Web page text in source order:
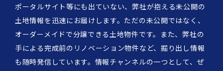
ポータルサイト等にも出ていない、弊社が抱える未公開の
土地情報を迅速にお届けします。ただの未公開ではなく、
オーダーメイドで分譲できる土地物件です。また、弊社の
手による完成前のリノベーション物件など、掘り出し情報
も随時発信しています。情報チャンネルの一つとして、ぜ